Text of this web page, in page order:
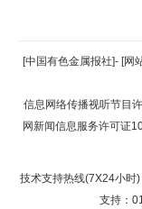
[中国有色金属报社]- [网
信息网络传播视听节目
网新闻信息服务许可证
技术支持热线(7X24小
支持：